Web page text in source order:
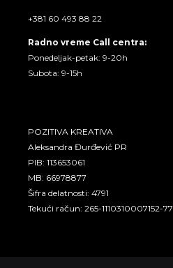
+381 60 493 88 22
Radno vreme Call centra:
Ponedeljak-petak: 9-20h
Subota: 9-15h
POZITIVA KREATIVA
Aleksandra Đurđević PR
PIB: 113653061
MB: 66978877
Šifra delatnosti: 4791
Tekući račun: 265-1110310007152-77